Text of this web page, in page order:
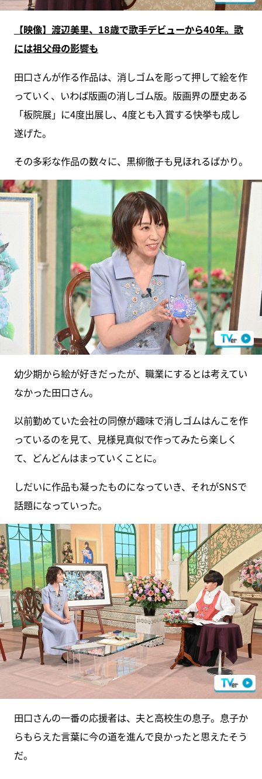
【映像】渡辺美里、18歳で歌手デビューから40年。歌
には祖父母の影響も
田口さんが作る作品は、消しゴムを彫って押して絵を作
っていく、いわば版画の消しゴム版。版画界の歴史ある
「板院展」に4度出展し、4度とも入賞する快挙も成し
遂げた。
その多彩な作品の数々に、黒柳徹子も見ほれるばかり。
幼少期から絵が好きだったが、職業にするとは考えてい
なかった田口さん。
以前勤めていた会社の同僚が趣味で消しゴムはんこを作
っているのを見て、見様見真似で作ってみたら楽しく
て、どんどんはまっていくことに。
しだいに作品も凝ったものになっていき、それがSNSで
話題になっていった。
田口さんの一番の応援者は、夫と高校生の息子。息子か
らもらえた言葉に今の道を進んで良かったと思えたそう
だ。